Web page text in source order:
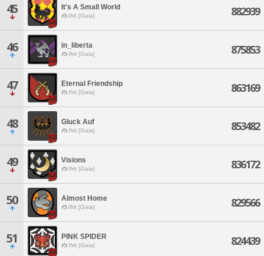
45 It's A Small World
Ifrit [Gaia] 882939
46 in_liberta
Ifrit [Gaia] 875853
47 Eternal Friendship
Ifrit [Gaia] 863169
48 Gluck Auf
Ifrit [Gaia] 853482
49 Visions
Ifrit [Gaia] 836172
50 Almost Home
Ifrit [Gaia] 829566
51 PINK SPIDER
Ifrit [Gaia] 824439